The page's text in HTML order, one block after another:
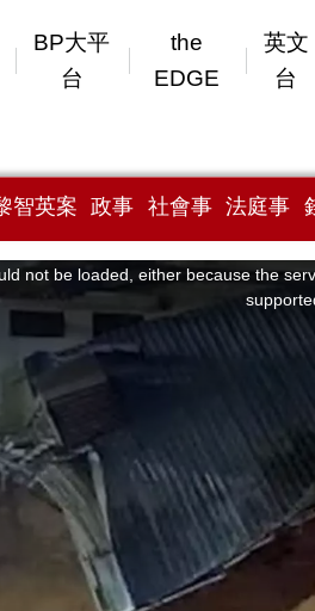
BP大平
台
the
EDGE
英文
台
智英案 政事 社會事 法庭事
not be loaded, either because the